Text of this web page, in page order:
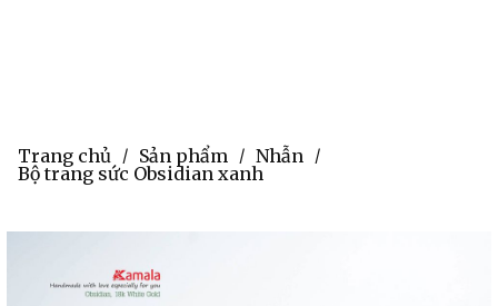
Trang chủ / Sản phẩm / Nhẫn /
Bộ trang sức Obsidian xanh